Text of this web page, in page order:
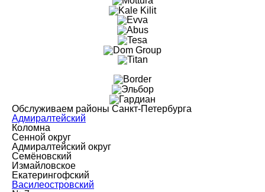
Обслуживаем районы Санкт-Петербурга
Адмиралтейский
Коломна
Сенной округ
Адмиралтейский округ
Семёновский
Измайловское
Екатерингофский
Василеостровский